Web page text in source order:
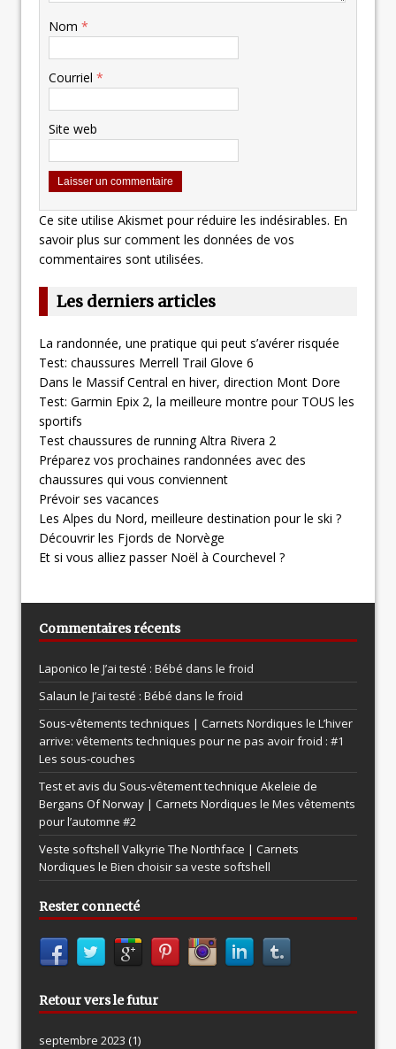
Nom *
Courriel *
Site web
Ce site utilise Akismet pour réduire les indésirables. En
savoir plus sur comment les données de vos
commentaires sont utilisées.
Les derniers articles
La randonnée, une pratique qui peut s’avérer risquée
Test: chaussures Merrell Trail Glove 6
Dans le Massif Central en hiver, direction Mont Dore
Test: Garmin Epix 2, la meilleure montre pour TOUS les
sportifs
Test chaussures de running Altra Rivera 2
Préparez vos prochaines randonnées avec des
chaussures qui vous conviennent
Prévoir ses vacances
Les Alpes du Nord, meilleure destination pour le ski ?
Découvrir les Fjords de Norvège
Et si vous alliez passer Noël à Courchevel ?
Commentaires récents
Laponico le J’ai testé : Bébé dans le froid
Salaun le J’ai testé : Bébé dans le froid
Sous-vêtements techniques | Carnets Nordiques le L’hiver
arrive: vêtements techniques pour ne pas avoir froid : #1
Les sous-couches
Test et avis du Sous-vêtement technique Akeleie de
Bergans Of Norway | Carnets Nordiques le Mes vêtements
pour l’automne #2
Veste softshell Valkyrie The Northface | Carnets
Nordiques le Bien choisir sa veste softshell
Rester connecté
Retour vers le futur
septembre 2023 (1)